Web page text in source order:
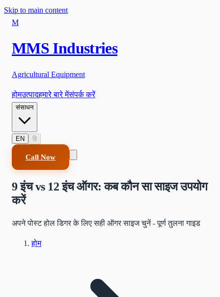
Skip to main content
M
MMS Industries
Agricultural Equipment
होमउत्पादहमारे बारे मेंसंपर्क करें
संसाधन
EN हि
Call Now
9 इंच vs 12 इंच ऑगर: कब कौन सा साइज उपयोग
करें
अपने पोस्ट होल डिगर के लिए सही ऑगर साइज चुनें - पूर्ण तुलना गाइड
होम